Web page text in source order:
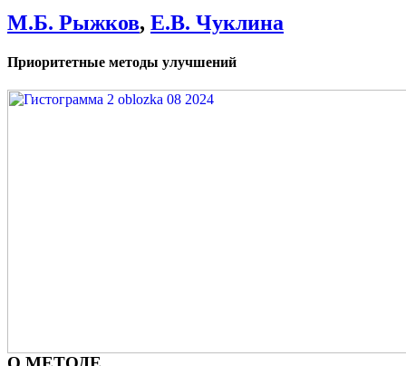
М.Б. Рыжков, Е.В. Чуклина
Приоритетные методы улучшений